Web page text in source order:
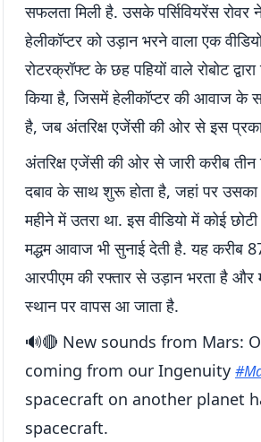
सफलता मिली है. उसके पर्सिवियरेंस
हेलीकॉप्टर को उड़ान भरने वाला एक
रोटरक्रॉफ्ट के छह पहियों वाले रोबोट
किया है, जिसमें हेलीकॉप्टर की आवाज के
है, जब अंतरिक्ष एजेंसी की ओर से इस
अंतरिक्ष एजेंसी की ओर से जारी करीब
दबाव के साथ शुरू होता है, जहां पर उसका
महीने में उतरा था. इस वीडियो में कोई
मद्धम आवाज भी सुनाई देती है. यह करीब
आरपीएम की रफ्तार से उड़ान भरता है
स्थान पर वापस आ जाता है.
🔊🔴 New sounds from Mars:
coming from our Ingenuity
spacecraft on another planet
spacecraft.